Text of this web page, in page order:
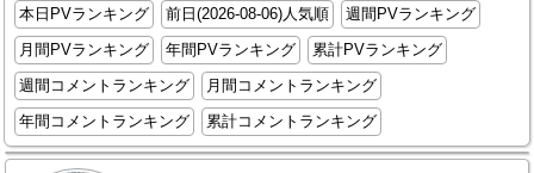
本日PVランキング
前日(2026-08-06)人気順
週間PVランキング
月間PVランキング
年間PVランキング
累計PVランキング
週間コメントランキング
月間コメントランキング
年間コメントランキング
累計コメントランキング